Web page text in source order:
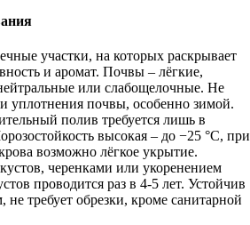
участки, на которых раскрывает
и аромат. Почвы – лёгкие,
или слабощелочные. Не
уплотнения почвы, особенно зимой.
полив требуется лишь в
высокая – до −25 °C, при
возможно лёгкое укрытие.
черенками или укоренением
проводится раз в 4-5 лет. Устойчив
не требует обрезки, кроме санитарной